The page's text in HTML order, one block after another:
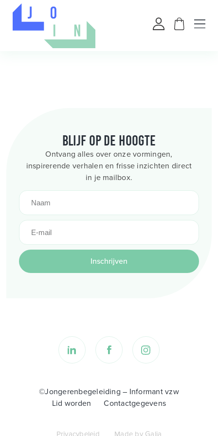
Blijf op de hoogte
Ontvang alles over onze vormingen,
inspirerende verhalen en frisse inzichten direct
in je mailbox.
Inschrijven
©Jongerenbegeleiding – Informant vzw
Lid worden
Contactgegevens